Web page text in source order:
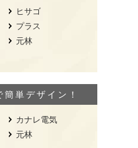
ヒサゴ
プラス
元林
単デザイン！
カナレ電気
元林